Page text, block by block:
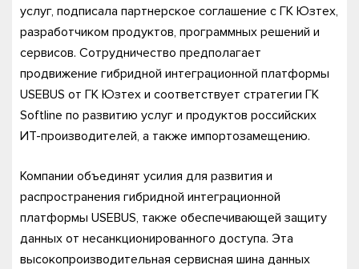
услуг, подписала партнерское соглашение с ГК Юзтех,
разработчиком продуктов, программных решений и
сервисов. Сотрудничество предполагает
продвижение гибридной интеграционной платформы
USEBUS от ГК Юзтех и соответствует стратегии ГК
Softline по развитию услуг и продуктов российских
ИТ-производителей, а также импортозамещению.
Компании объединят усилия для развития и
распространения гибридной интеграционной
платформы USEBUS, также обеспечивающей защиту
данных от несанкционированного доступа. Эта
высокопроизводительная сервисная шина данных